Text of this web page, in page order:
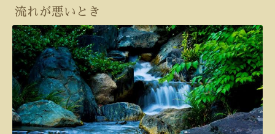
流れが悪いとき